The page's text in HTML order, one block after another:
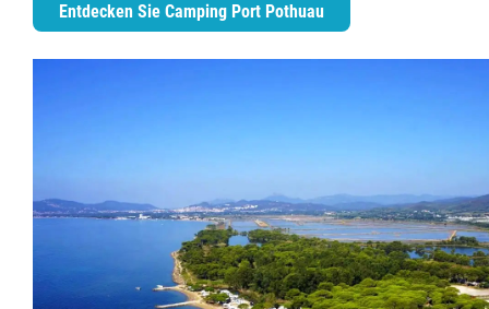
Entdecken Sie Camping Port Pothuau